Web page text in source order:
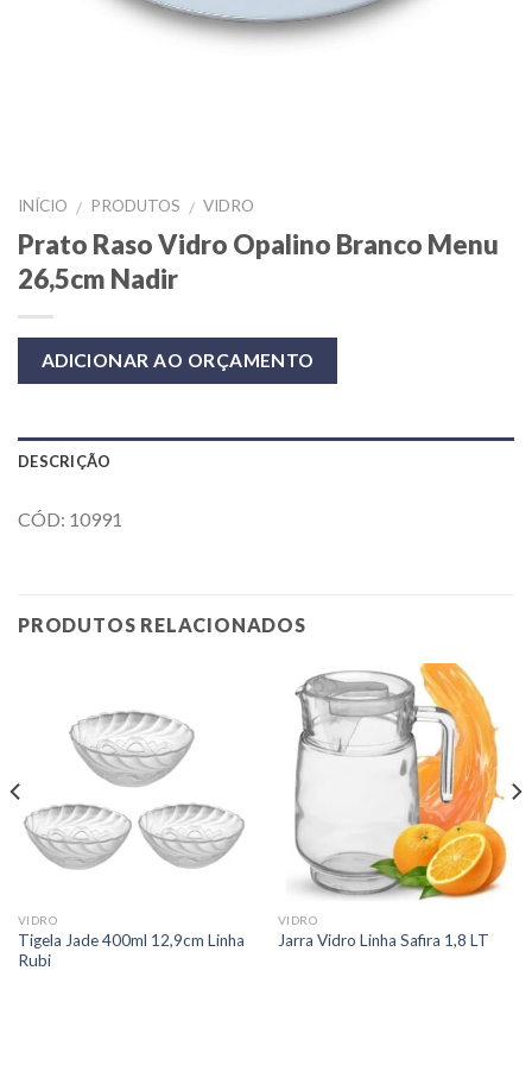
INÍCIO / PRODUTOS / VIDRO
Prato Raso Vidro Opalino Branco Menu
26,5cm Nadir
ADICIONAR AO ORÇAMENTO
DESCRIÇÃO
CÓD: 10991
PRODUTOS RELACIONADOS
VIDRO
Tigela Jade 400ml 12,9cm Linha
Rubi
VIDRO
Jarra Vidro Linha Safira 1,8 LT